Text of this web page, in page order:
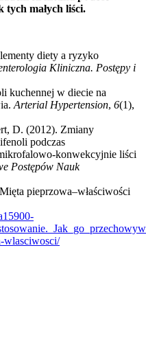
tych małych liści.
diety a ryzyko
Kliniczna. Postępy i
kuchennej w diecie na
Arterial Hypertension, 6(1),
D. (2012). Zmiany
podczas
konwekcyjnie liści
Postępów Nauk
pieprzowa–właściwości
wlasciwosci/